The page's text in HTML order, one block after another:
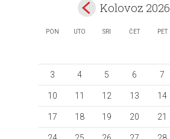
Kolovoz 2026
PON UTO SRI ČET PET
3 4 5 6 7
10 11 12 13 14
17 18 19 20 21